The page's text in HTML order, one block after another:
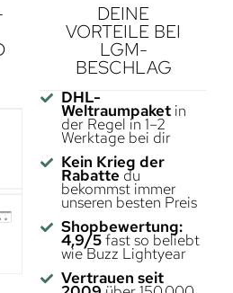
DEINE
VORTEILE BEI
LGM-
BESCHLAG
DHL-
Weltraumpaketin
der Regel in 1–2
Werktage bei dir
Kein Krieg der
Rabatte du
bekommst immer
unseren besten Preis
Shopbewertung:
4,9/5fast so beliebt
wie Buzz Lightyear
Vertrauen seit